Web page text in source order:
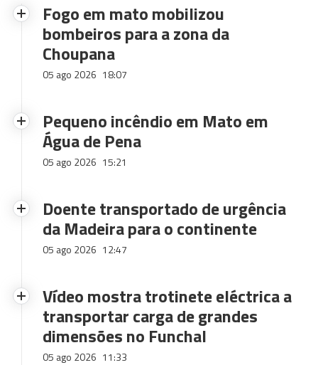
Fogo em mato mobilizou
bombeiros para a zona da
Choupana
05 ago 2026 18:07
Pequeno incêndio em Mato em
Água de Pena
05 ago 2026 15:21
Doente transportado de urgência
da Madeira para o continente
05 ago 2026 12:47
Vídeo mostra trotinete eléctrica a
transportar carga de grandes
dimensões no Funchal
05 ago 2026 11:33